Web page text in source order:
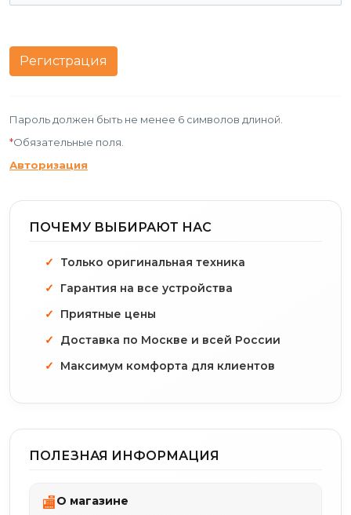
Пароль должен быть не менее 6 символов длиной.
*Обязательные поля.
Авторизация
ПОЧЕМУ ВЫБИРАЮТ НАС
Только оригинальная техника
Гарантия на все устройства
Приятные цены
Доставка по Москве и всей России
Максимум комфорта для клиентов
ПОЛЕЗНАЯ ИНФОРМАЦИЯ
🏬О магазине